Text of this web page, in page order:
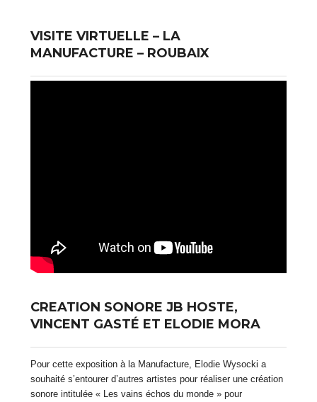
VISITE VIRTUELLE – LA
MANUFACTURE – ROUBAIX
CREATION SONORE JB HOSTE,
VINCENT GASTÉ ET ELODIE MORA
Pour cette exposition à la Manufacture, Elodie Wysocki a
souhaité s’entourer d’autres artistes pour réaliser une création
sonore intitulée « Les vains échos du monde » pour